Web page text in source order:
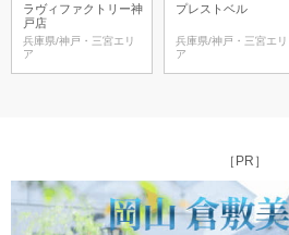
ラヴィファクトリー神
戸店
兵庫県/神戸・三宮エリ
ア
プレストベル
兵庫県/神戸・三宮エリ
ア
［PR］